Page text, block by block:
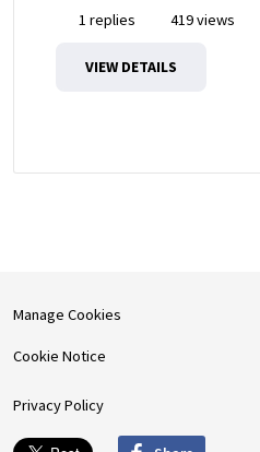
1 replies
419 views
VIEW DETAILS
Manage Cookies
Cookie Notice
Privacy Policy